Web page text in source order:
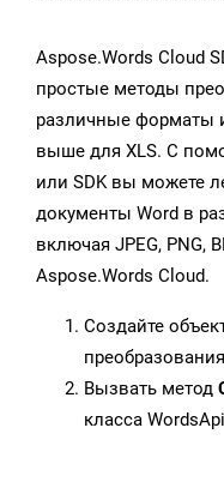
Aspose.Words Cloud
простые методы
различные форматы
выше для XLS. С
или SDK вы можете
документы Word в
включая JPEG, PNG,
Aspose.Words Cloud.
Создайте
Вызвать метод
класса